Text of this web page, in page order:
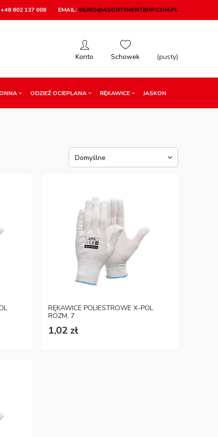
602 137 008 EMAIL: BIURO@ASORTYMENTBHP.COM.PL
(pusty)
ODZIEŻ OCIEPLANA RĘKAWICE JASKON
RĘKAWICE POLIESTROWE X-POL
ROZM. 7
1,02 zł